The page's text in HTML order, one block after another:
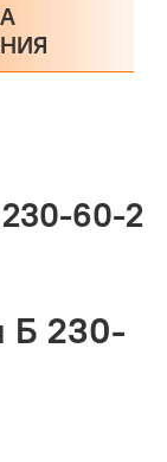
60-2
Б 230-